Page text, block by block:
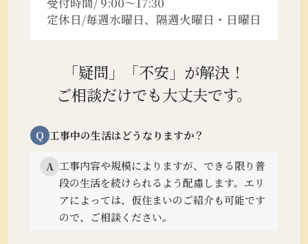
定休日/毎週水曜日、隔週火曜日・日曜日
「疑問」「不安」が解決！
ご相談だけでも大丈夫です。
Q 工事中の生活はどうなりますか？
A 工事内容や規模によりますが、できる限り普
段の生活を続けられるよう配慮します。 エリ
アによっては、仮住まいのご紹介も可能です
ので、ご相談ください。